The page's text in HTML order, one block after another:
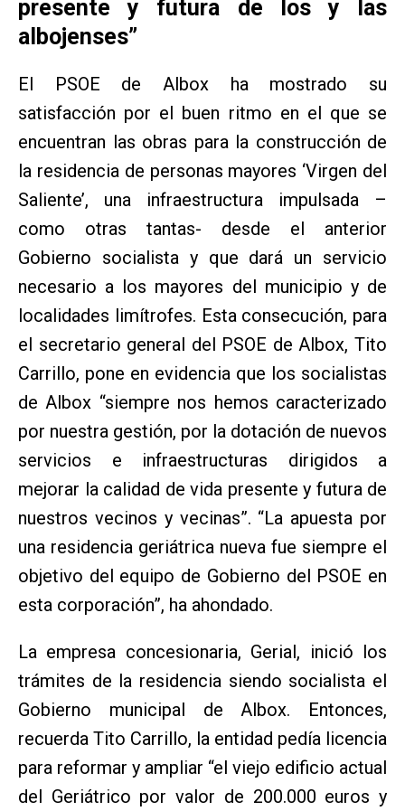
presente y futura de los y las
albojenses”
El PSOE de Albox ha mostrado su
satisfacción por el buen ritmo en el que se
encuentran las obras para la construcción de
la residencia de personas mayores ‘Virgen del
Saliente’, una infraestructura impulsada –
como otras tantas- desde el anterior
Gobierno socialista y que dará un servicio
necesario a los mayores del municipio y de
localidades limítrofes. Esta consecución, para
el secretario general del PSOE de Albox, Tito
Carrillo, pone en evidencia que los socialistas
de Albox “siempre nos hemos caracterizado
por nuestra gestión, por la dotación de nuevos
servicios e infraestructuras dirigidos a
mejorar la calidad de vida presente y futura de
nuestros vecinos y vecinas”. “La apuesta por
una residencia geriátrica nueva fue siempre el
objetivo del equipo de Gobierno del PSOE en
esta corporación”, ha ahondado.
La empresa concesionaria, Gerial, inició los
trámites de la residencia siendo socialista el
Gobierno municipal de Albox. Entonces,
recuerda Tito Carrillo, la entidad pedía licencia
para reformar y ampliar “el viejo edificio actual
del Geriátrico por valor de 200.000 euros y